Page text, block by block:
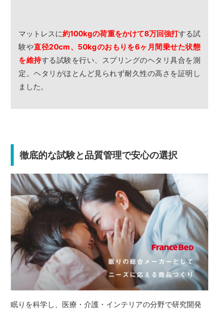
マットレスに約100kgの荷重をかけて8万回強打する試
験や直径20cm、50kgのおもりを6ヶ月間乗せた状態
を維持する試験を行い、スプリングのヘタリ具合を測
定。ヘタリがほとんど見られず耐久性の高さを証明し
ました。
徹底的な試験と品質管理で安心の選択
眠りを科学し、医療・介護・インテリアの分野で研究開発